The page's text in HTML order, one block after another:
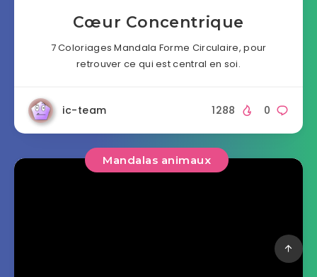
Cœur Concentrique
7 Coloriages Mandala Forme Circulaire, pour
retrouver ce qui est central en soi.
ic-team 0
1288
Mandalas animaux